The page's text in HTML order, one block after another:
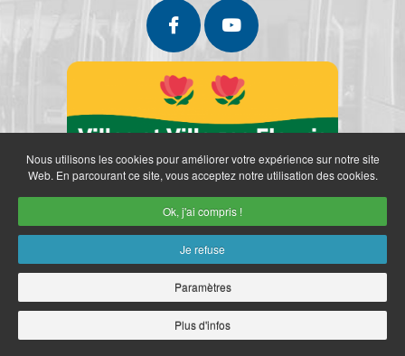
Retrait des données personnelles
Plan du site
Accès restreint
Nous utilisons les cookies pour améliorer votre expérience sur notre site
Web. En parcourant ce site, vous acceptez notre utilisation des cookies.
Ok, j'ai compris !
Je refuse
Paramètres
Plus d'infos